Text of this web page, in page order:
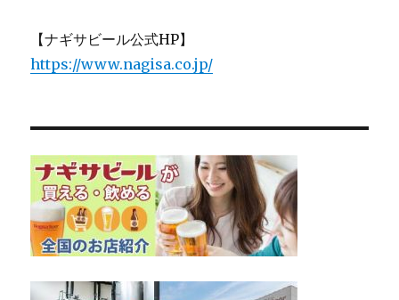
【ナギサビール公式HP】
https://www.nagisa.co.jp/